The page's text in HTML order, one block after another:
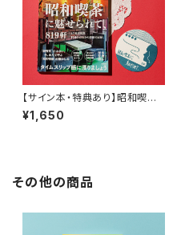
【サイン本・特典あり】昭和喫茶
に魅せられて、819軒
¥1,650
その他の商品